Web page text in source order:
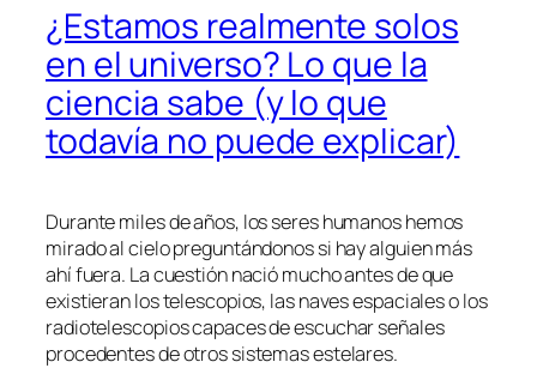
¿Estamos realmente solos
en el universo? Lo que la
ciencia sabe (y lo que
todavía no puede explicar)
Durante miles de años, los seres humanos hemos
mirado al cielo preguntándonos si hay alguien más
ahí fuera. La cuestión nació mucho antes de que
existieran los telescopios, las naves espaciales o los
radiotelescopios capaces de escuchar señales
procedentes de otros sistemas estelares.